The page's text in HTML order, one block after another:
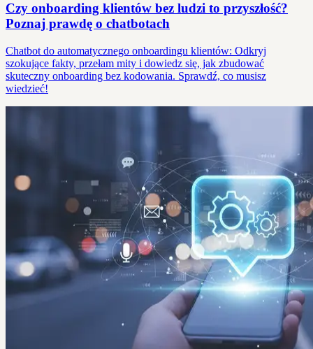
Czy onboarding klientów bez ludzi to przyszłość?
Poznaj prawdę o chatbotach
Chatbot do automatycznego onboardingu klientów: Odkryj
szokujące fakty, przełam mity i dowiedz się, jak zbudować
skuteczny onboarding bez kodowania. Sprawdź, co musisz
wiedzieć!